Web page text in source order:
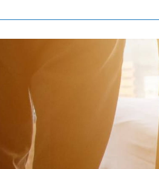
l'ancien
Estimer